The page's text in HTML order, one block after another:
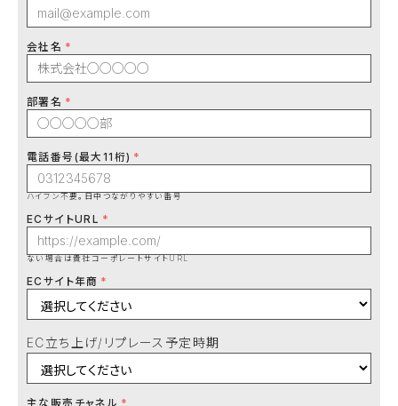
会社名
部署名
電話番号(最大11桁)
ハイフン不要。日中つながりやすい番号
ECサイトURL
ない場合は貴社コーポレートサイトURL
ECサイト年商
EC立ち上げ/リプレース予定時期
主な販売チャネル